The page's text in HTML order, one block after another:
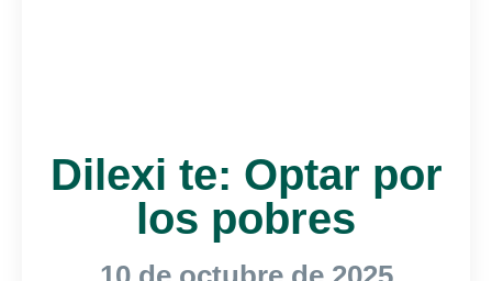
Dilexi te: Optar por
los pobres